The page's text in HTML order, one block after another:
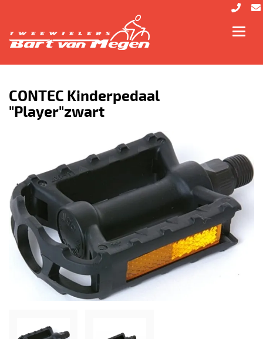
CONTEC Kinderpedaal
"Player"zwart